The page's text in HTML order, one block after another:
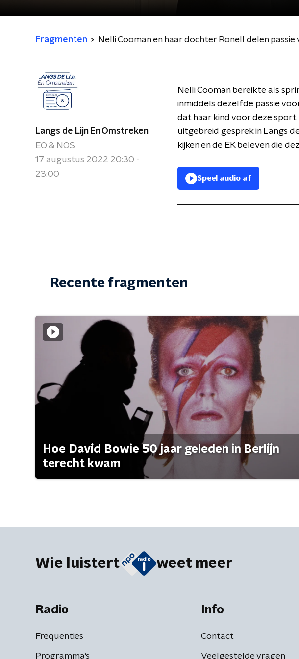
Fragmenten Nelli Cooman en haar dochter Ronell delen
Langs de Lijn En Omstreken
EO & NOS
17 augustus 2022 20:30 -
23:00
Nelli Cooman bereikte als
inmiddels dezelfde passie
dat haar kind voor deze sport
uitgebreid gesprek in Langs
kijken en de EK beleven die
Speel audio af
Recente fragmenten
Hoe David Bowie 50 jaar geleden in Berlijn
terecht kwam
Wie luistert weet meer
Radio
Frequenties
Programma's
Info
Contact
Veelgestelde vragen